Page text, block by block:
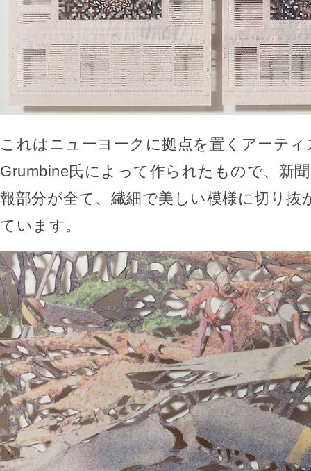
これはニューヨークに拠点を置くアーティ
Grumbine氏によって作られたもので、新
報部分が全て、繊細で美しい模様に切り抜
ています。